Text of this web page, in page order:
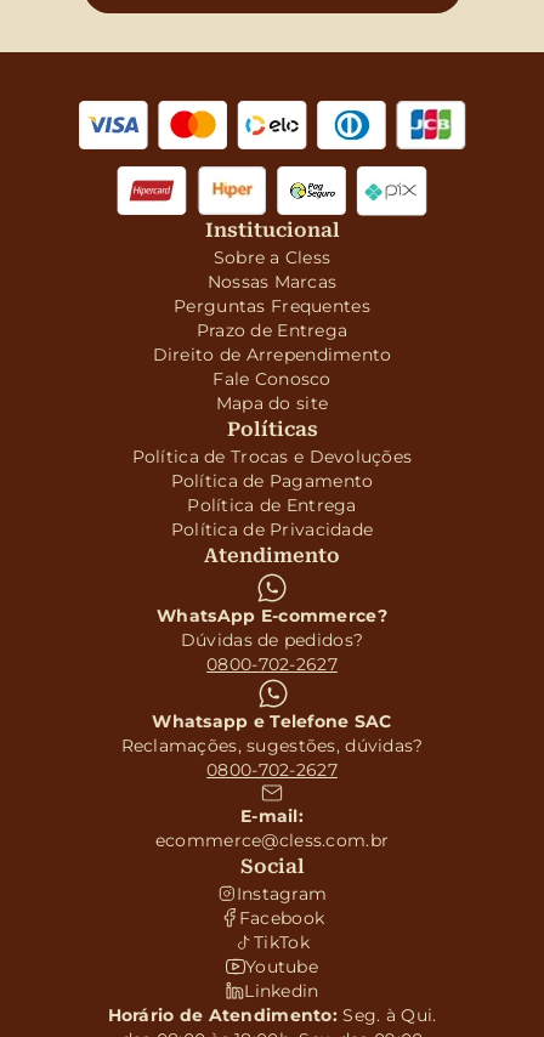
Institucional
Sobre a Cless
Nossas Marcas
Perguntas Frequentes
Prazo de Entrega
Direito de Arrependimento
Fale Conosco
Mapa do site
Políticas
Política de Trocas e Devoluções
Política de Pagamento
Política de Entrega
Política de Privacidade
Atendimento
WhatsApp E-commerce?
Dúvidas de pedidos?
0800-702-2627
Whatsapp e Telefone SAC
Reclamações, sugestões, dúvidas?
0800-702-2627
E-mail:
ecommerce@cless.com.br
Social
Instagram
Facebook
TikTok
Youtube
Linkedin
Horário de Atendimento:Seg. à Qui.